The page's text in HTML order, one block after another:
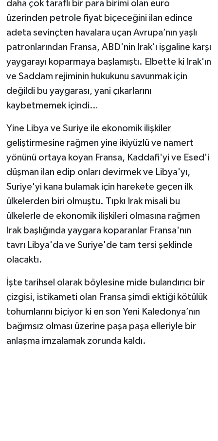
daha çok taraflı bir para birimi olan euro
üzerinden petrole fiyat biçeceğini ilan edince
adeta sevinçten havalara uçan Avrupa’nın yaşlı
patronlarından Fransa, ABD'nin Irak'ı işgaline karşı
yaygarayı koparmaya başlamıştı. Elbette ki Irak'ın
ve Saddam rejiminin hukukunu savunmak için
değildi bu yaygarası, yani çıkarlarını
kaybetmemek içindi…
Yine Libya ve Suriye ile ekonomik ilişkiler
geliştirmesine rağmen yine ikiyüzlü ve namert
yönünü ortaya koyan Fransa, Kaddafi'yi ve Esed'i
düşman ilan edip onları devirmek ve Libya'yı,
Suriye'yi kana bulamak için harekete geçen ilk
ülkelerden biri olmuştu. Tıpkı Irak misali bu
ülkelerle de ekonomik ilişkileri olmasına rağmen
Irak başlığında yaygara koparanlar Fransa'nın
tavrı Libya'da ve Suriye'de tam tersi şeklinde
olacaktı.
İşte tarihsel olarak böylesine mide bulandırıcı bir
çizgisi, istikameti olan Fransa şimdi ektiği kötülük
tohumlarını biçiyor ki en son Yeni Kaledonya’nın
bağımsız olması üzerine paşa paşa elleriyle bir
anlaşma imzalamak zorunda kaldı.